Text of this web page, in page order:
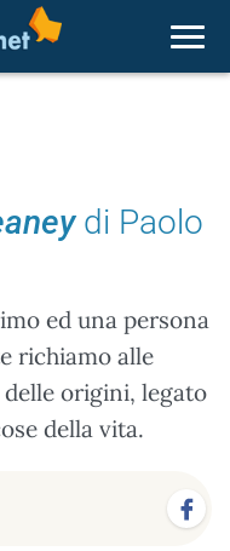
di Paolo
ed una persona
richiamo alle
origini, legato
della vita.